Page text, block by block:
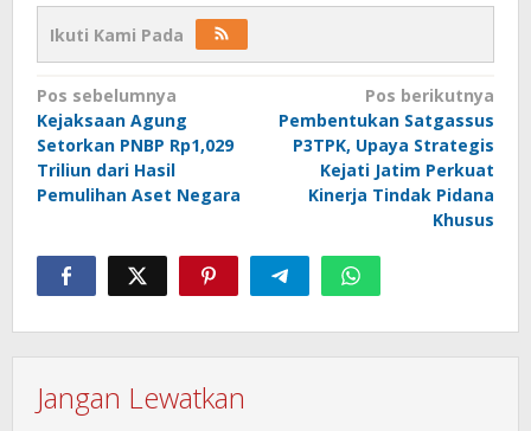
Ikuti Kami Pada
Navigasi
pos
Pos sebelumnya
Kejaksaan Agung
Setorkan PNBP Rp1,029
Triliun dari Hasil
Pemulihan Aset Negara
Pos berikutnya
Pembentukan Satgassus
P3TPK, Upaya Strategis
Kejati Jatim Perkuat
Kinerja Tindak Pidana
Khusus
Jangan Lewatkan